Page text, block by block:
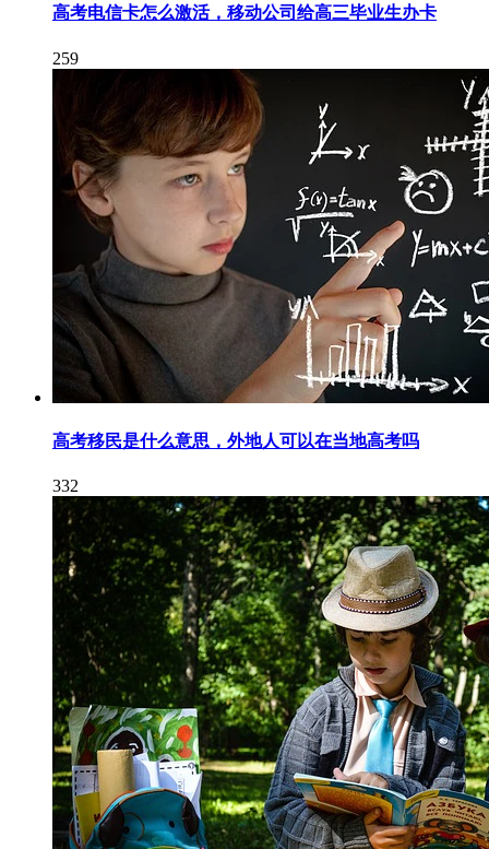
高考电信卡怎么激活，移动公司给高三毕业生办卡
259
高考移民是什么意思，外地人可以在当地高考吗
332